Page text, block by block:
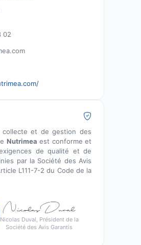
02
collecte et de gestion des
Nutrimea est conforme et
de qualité et de
par la Société des Avis
L111-7-2 du Code de la
Nicolas Duval, Président de la
Société des Avis Garantis